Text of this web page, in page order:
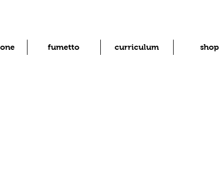
fumetto curriculum shop